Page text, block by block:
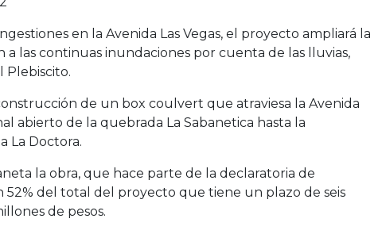
en la Avenida Las Vegas, el proyecto ampliará la
a las continuas inundaciones por cuenta de las lluvias,
Plebiscito.
de un box coulvert que atraviesa la Avenida
abierto de la quebrada La Sabanetica hasta la
La Doctora.
la obra, que hace parte de la declaratoria de
52% del total del proyecto que tiene un plazo de seis
de pesos.